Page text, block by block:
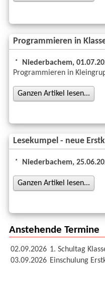
Programmieren in
Niederbachem,
Programmieren in
Ganzen Artikel lesen...
Lesekumpel - neue
Niederbachem,
Ganzen Artikel lesen...
Anstehende Termine
02.09.2026 1. Schultag
03.09.2026 Einschulung